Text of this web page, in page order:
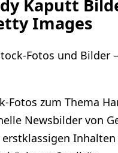
Kaputt
Images
Fotos und Bilder
Fotos zum Thema
Newsbilder von
erstklassigen